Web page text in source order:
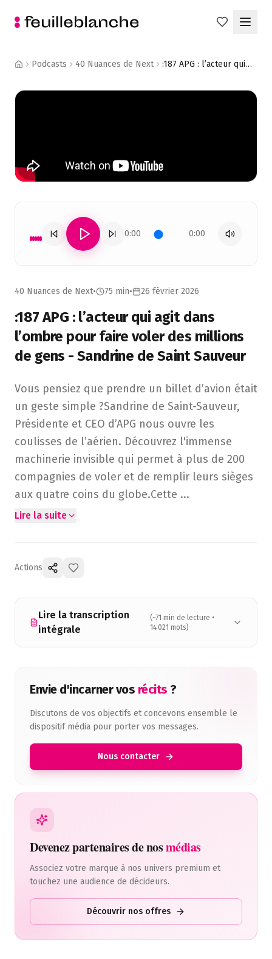
Podcasts 40 Nuances de Next :187 APG : l’acteur qui agit dans l’ombre pour faire voler des millions de gens - Sandrine de Saint Sauveur
0:00 0:00
40 Nuances de Next• 75 min• 26 février 2026
:187 APG : l’acteur qui agit dans
l’ombre pour faire voler des millions
de gens - Sandrine de Saint Sauveur
Vous pensiez que prendre un billet d’avion était un
Vous pensiez que prendre un billet d’avion était
un geste simple ?Sandrine de Saint-Sauveur,
Présidente et CEO d’APG nous ouvre les
coulisses de l’aérien. Découvrez l'immense
machinerie invisible qui permet à plus de 200
compagnies de voler et de remplir leurs sièges
aux quatre coins du globe.Cette ...
Lire la suite
Actions
Lire la transcription
intégrale
(~71 min de lecture •
14 021 mots)
Envie d'incarner vos récits ?
Discutons de vos objectifs et concevons ensemble le
dispositif média pour porter vos messages.
Nous contacter
Devenez partenaires de nosmédias
Associez votre marque à nos univers premium et
touchez une audience de décideurs.
Découvrir nos offres